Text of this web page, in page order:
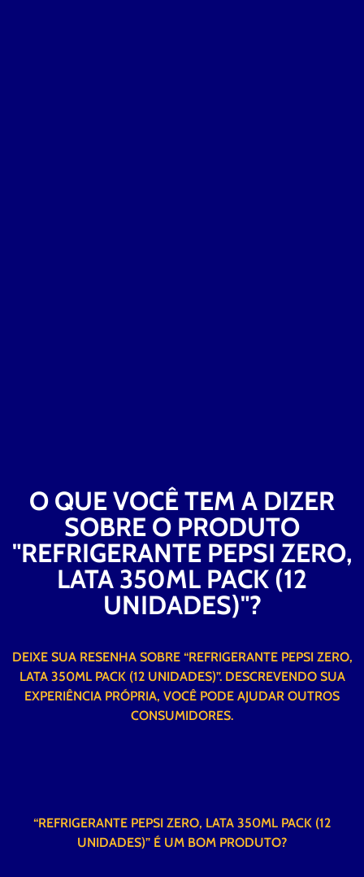
O QUE VOCÊ TEM A DIZER
SOBRE O PRODUTO
"REFRIGERANTE PEPSI ZERO,
LATA 350ML PACK (12
UNIDADES)"?
DEIXE SUA RESENHA SOBRE “REFRIGERANTE PEPSI ZERO,
LATA 350ML PACK (12 UNIDADES)”. DESCREVENDO SUA
EXPERIÊNCIA PRÓPRIA, VOCÊ PODE AJUDAR OUTROS
CONSUMIDORES.
“REFRIGERANTE PEPSI ZERO, LATA 350ML PACK (12
UNIDADES)” É UM BOM PRODUTO?